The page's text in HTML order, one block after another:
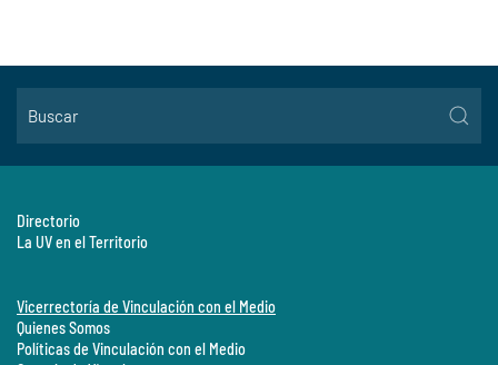
Directorio
La UV en el Territorio
Vicerrectoría de Vinculación con el Medio
Quienes Somos
Políticas de Vinculación con el Medio